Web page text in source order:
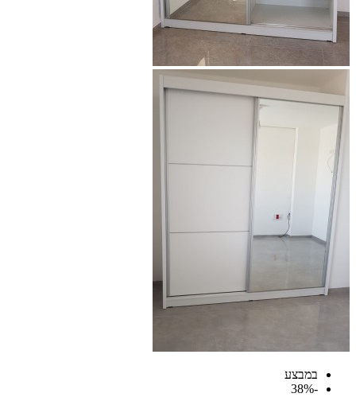
במבצע